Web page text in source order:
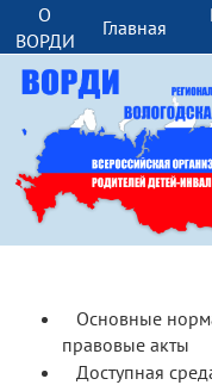
О
ВОРДИ
Главная
Основные
правовые акты
Доступная